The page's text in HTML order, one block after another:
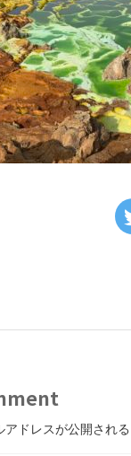
アドレスが公開され